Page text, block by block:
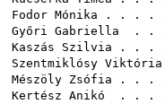
Fodor Mónika . . . .
Győri Gabriella . .
Kaszás Szilvia . . .
Szentmiklósy Viktória
Mészöly Zsófia . . .
Kertész Anikó . . .